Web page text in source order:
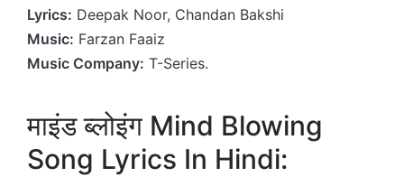
Lyrics: Deepak Noor, Chandan Bakshi
Music: Farzan Faaiz
Music Company: T-Series.
माइंड ब्लोइंग Mind Blowing
Song Lyrics In Hindi: